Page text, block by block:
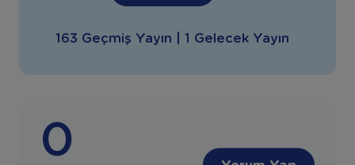
163 Geçmiş Yayın | 1 Gelecek Yayın
0